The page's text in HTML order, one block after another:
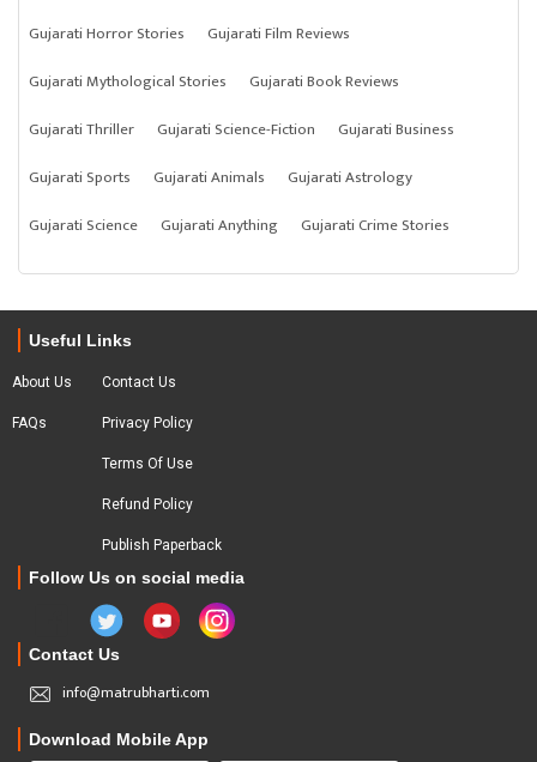
Gujarati Horror Stories
Gujarati Film Reviews
Gujarati Mythological Stories
Gujarati Book Reviews
Gujarati Thriller
Gujarati Science-Fiction
Gujarati Business
Gujarati Sports
Gujarati Animals
Gujarati Astrology
Gujarati Science
Gujarati Anything Gujarati Crime Stories
Useful Links
About Us
FAQs
Contact Us
Privacy Policy
Terms Of Use
Refund Policy
Publish Paperback
Follow Us on social media
Contact Us
info@matrubharti.com
Download Mobile App